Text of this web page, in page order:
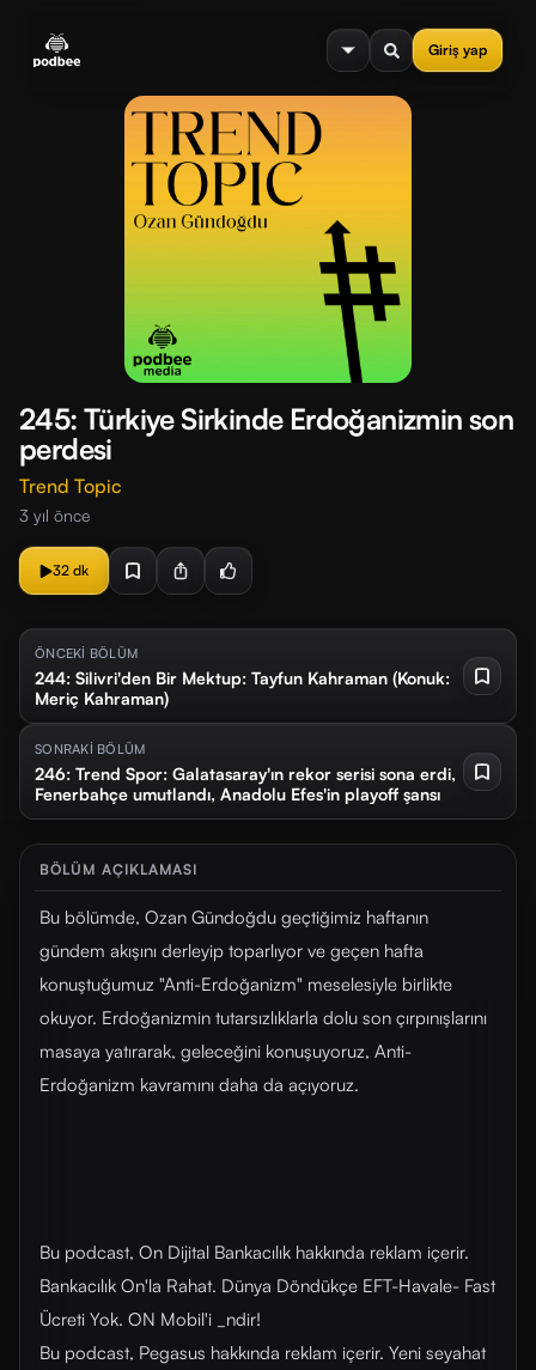
Giriş yap
menu
245: Türkiye Sirkinde Erdoğanizmin son
perdesi
Trend Topic
3 yıl önce
32 dk
ÖNCEKİ BÖLÜM
244: Silivri'den Bir Mektup: Tayfun Kahraman (Konuk:
Meriç Kahraman)
SONRAKİ BÖLÜM
246: Trend Spor: Galatasaray'ın rekor serisi sona erdi,
Fenerbahçe umutlandı, Anadolu Efes'in playoff şansı
BÖLÜM AÇIKLAMASI
Bu bölümde, Ozan Gündoğdu geçtiğimiz haftanın
gündem akışını derleyip toparlıyor ve geçen hafta
konuştuğumuz "Anti-Erdoğanizm" meselesiyle birlikte
okuyor. Erdoğanizmin tutarsızlıklarla dolu son çırpınışlarını
masaya yatırarak, geleceğini konuşuyoruz, Anti-
Erdoğanizm kavramını daha da açıyoruz.
Bu podcast, On Dijital Bankacılık hakkında reklam içerir.
Bankacılık On'la Rahat. Dünya Döndükçe EFT-Havale- Fast
Ücreti Yok. ON Mobil'i _ndir!
Bu podcast, Pegasus hakkında reklam içerir. Yeni seyahat